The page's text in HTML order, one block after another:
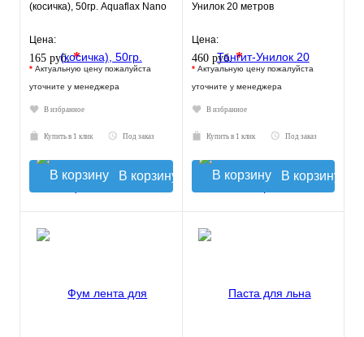
(косичка), 50гр. Aquaflax Nano
Цена:
165 руб.*
* Актуальную цену пожалуйста
уточните у менеджера
В избранное
Купить в 1 клик Под заказ
В корзину
Унилок 20 метров
Цена:
460 руб.*
* Актуальную цену пожалуйста
уточните у менеджера
В избранное
Купить в 1 клик Под заказ
В корзину